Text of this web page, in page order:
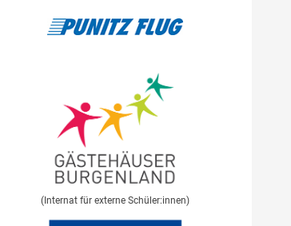
(Internat für externe Schüler:innen)